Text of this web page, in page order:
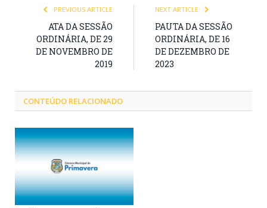
PREVIOUS ARTICLE
ATA DA SESSÃO
ORDINÁRIA, DE 29
DE NOVEMBRO DE
2019
NEXT ARTICLE
PAUTA DA SESSÃO
ORDINÁRIA, DE 16
DE DEZEMBRO DE
2023
CONTEÚDO RELACIONADO